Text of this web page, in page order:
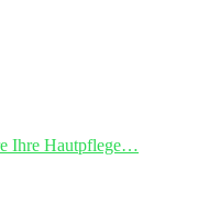
Ihre Hautpflege…